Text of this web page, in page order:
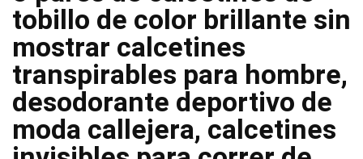
tobillo de color brillante sin
mostrar calcetines
transpirables para hombre,
desodorante deportivo de
moda callejera, calcetines